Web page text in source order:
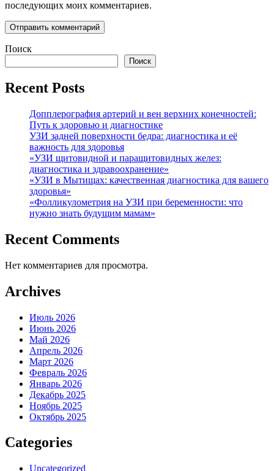
последующих моих комментариев.
Поиск
Поиск
Recent Posts
Допплерография артерий и вен верхних конечностей:
Путь к здоровью и диагностике
УЗИ задней поверхности бедра: диагностика и её
важность для здоровья
«УЗИ щитовидной и паращитовидных желез:
диагностика и здравоохранение»
«УЗИ в Мытищах: качественная диагностика для вашего
здоровья»
«Фолликулометрия на УЗИ при беременности: что
нужно знать будущим мамам»
Recent Comments
Нет комментариев для просмотра.
Archives
Июль 2026
Июнь 2026
Май 2026
Апрель 2026
Март 2026
Февраль 2026
Январь 2026
Декабрь 2025
Ноябрь 2025
Октябрь 2025
Categories
Uncategorized